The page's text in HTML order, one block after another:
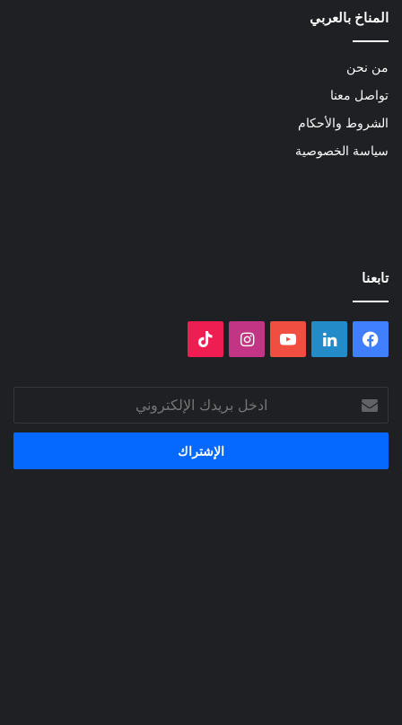
المناخ بالعربي
من نحن
تواصل معنا
الشروط والأحكام
سياسة الخصوصية
تابعنا
فيسبوك لينكدإن ‫YouTubeانستقرام
ادخل
بريدك
الإلكتروني